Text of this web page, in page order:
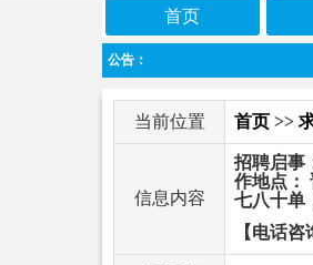
首页
公告：
当前位置 首页 >>
信息内容
招聘启事
作地点：
七八十单
【电话